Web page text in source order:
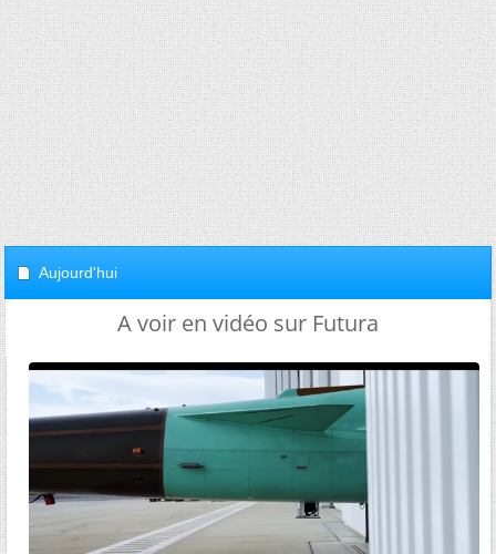
Aujourd'hui
A voir en vidéo sur Futura